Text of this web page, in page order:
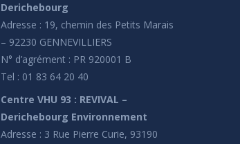
Derichebourg
Adresse : 19, chemin des Petits Marais
– 92230 GENNEVILLIERS
N° d’agrément : PR 920001 B
Tel : 01 83 64 20 40
Centre VHU 93 : REVIVAL –
Derichebourg Environnement
Adresse : 3 Rue Pierre Curie, 93190